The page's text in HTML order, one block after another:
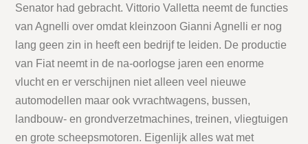
Senator had gebracht. Vittorio Valletta neemt de functies
van Agnelli over omdat kleinzoon Gianni Agnelli er nog
lang geen zin in heeft een bedrijf te leiden. De productie
van Fiat neemt in de na-oorlogse jaren een enorme
vlucht en er verschijnen niet alleen veel nieuwe
automodellen maar ook vvrachtwagens, bussen,
landbouw- en grondverzetmachines, treinen, vliegtuigen
en grote scheepsmotoren. Eigenlijk alles wat met